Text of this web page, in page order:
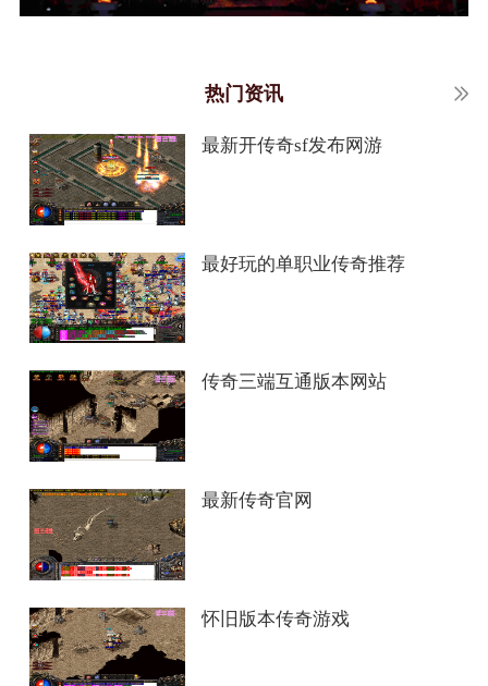
热门资讯
最新开传奇sf发布网游
最好玩的单职业传奇推荐
传奇三端互通版本网站
最新传奇官网
怀旧版本传奇游戏